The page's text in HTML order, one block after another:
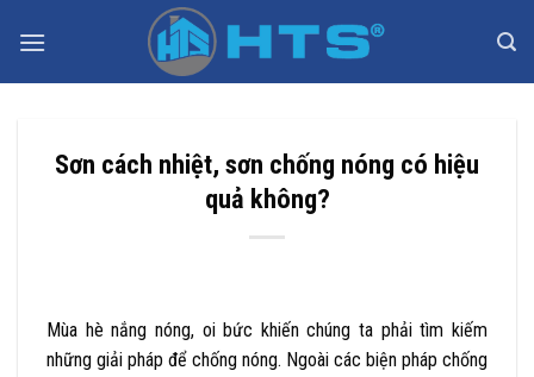
qua
Sơn cách nhiệt, sơn chống nóng có hiệu
quả không?
Mùa hè nắng nóng, oi bức khiến chúng ta phải tìm kiếm
những giải pháp để chống nóng. Ngoài các biện pháp chống